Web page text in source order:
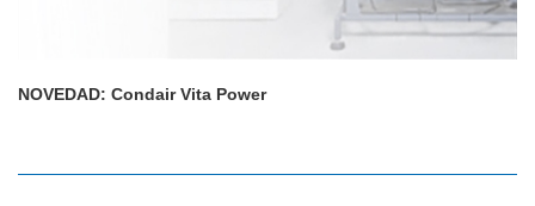
NOVEDAD: Condair Vita Power